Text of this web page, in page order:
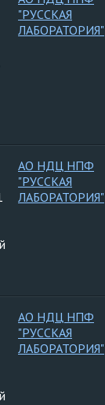
"РУССКАЯ
ЛАБОРАТОРИЯ"
АО НДЦ НПФ
"РУССКАЯ
ЛАБОРАТОРИЯ"
АО НДЦ НПФ
"РУССКАЯ
ЛАБОРАТОРИЯ"